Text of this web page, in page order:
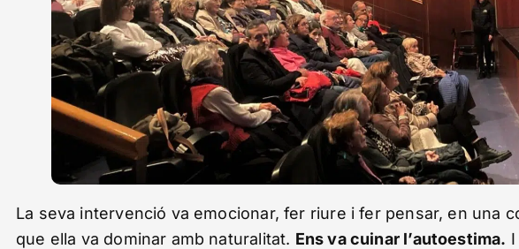
La seva intervenció va emocionar, fer riure i fer pensar, en una
que ella va dominar amb naturalitat. Ens va cuinar l’autoestima.